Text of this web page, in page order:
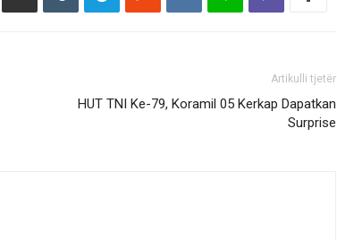
Artikulli tjetër
HUT TNI Ke-79, Koramil 05 Kerkap Dapatkan
Surprise